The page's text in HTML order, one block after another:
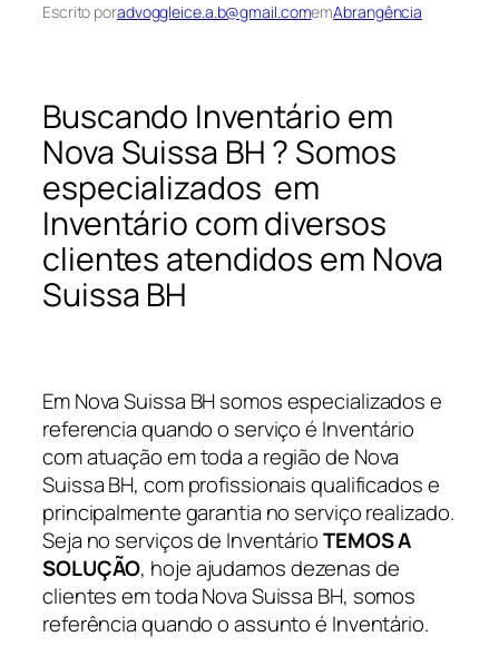
Escrito poradvoggleice.a.b@gmail.comemAbrangência
Buscando Inventário em
Nova Suissa BH ? Somos
especializados em
Inventário com diversos
clientes atendidos em Nova
Suissa BH
Em Nova Suissa BH somos especializados e
referencia quando o serviço é Inventário
com atuação em toda a região de Nova
Suissa BH, com profissionais qualificados e
principalmente garantia no serviço realizado.
Seja no serviços de InventárioTEMOS A
SOLUÇÃO, hoje ajudamos dezenas de
clientes em toda Nova Suissa BH, somos
referência quando o assunto é Inventário.